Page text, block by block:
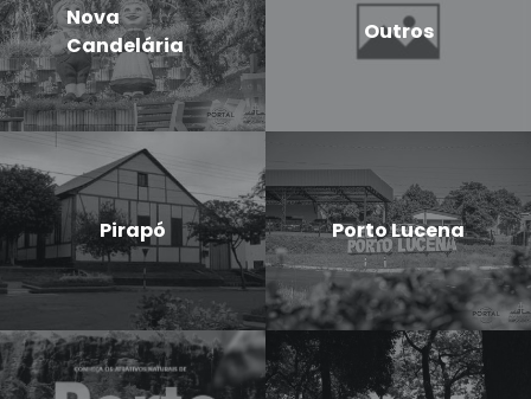
Nova
Candelária
Outros
Pirapó Porto Lucena